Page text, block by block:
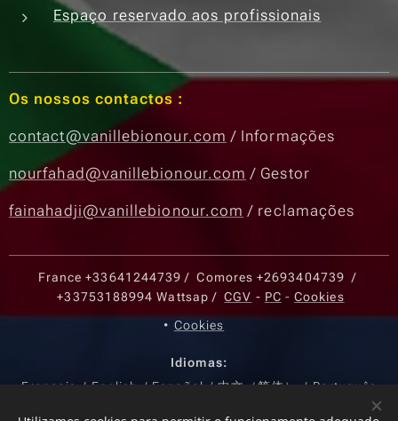
Espaço reservado aos profissionais
Os nossos contactos :
contact@vanillebionour.com / Informações
nourfahad@vanillebionour.com / Gestor
fainahadji@vanillebionour.com / reclamações
France+33641244739 / Comores+2693404739 /
+33753188994Wattsap / CGV - PC -Cookies
Cookies
Idiomas
Français
English Español 中文（简体） Português